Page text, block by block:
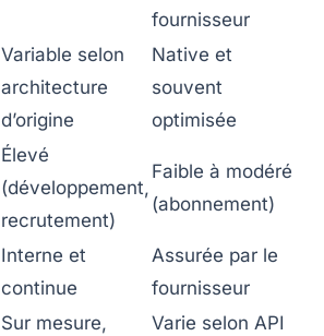
fournisseur
Variable selon
architecture
d’origine
Native et
souvent
optimisée
Élevé
(développement,
recrutement)
Faible à modéré
(abonnement)
Interne et
continue
Assurée par le
fournisseur
Sur mesure,
Varie selon API